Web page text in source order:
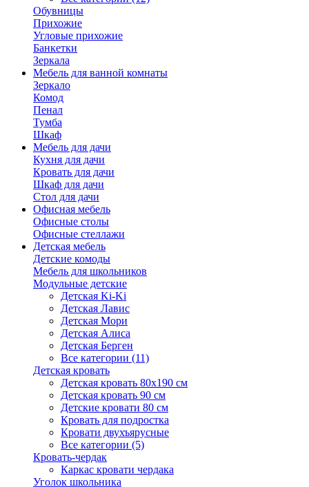
Обувницы
Прихожие
Угловые прихожие
Банкетки
Зеркала
Мебель для ванной комнаты
Зеркало
Комод
Пенал
Тумба
Шкаф
Мебель для дачи
Кухня для дачи
Кровать для дачи
Шкаф для дачи
Стол для дачи
Офисная мебель
Офисные столы
Офисные стеллажи
Детская мебель
Детские комоды
Мебель для школьников
Модульные детские
Детская Ki-Ki
Детская Лавис
Детская Мори
Детская Алиса
Детская Берген
Все категории (11)
Детская кровать
Детская кровать 80х190 см
Детская кровать 90 см
Детские кровати 80 см
Кровать для подростка
Кровати двухъярусные
Все категории (5)
Кровать-чердак
Каркас кровати чердака
Уголок школьника